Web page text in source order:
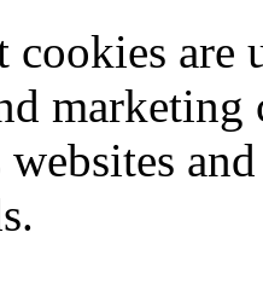
cookies
marketing
websites